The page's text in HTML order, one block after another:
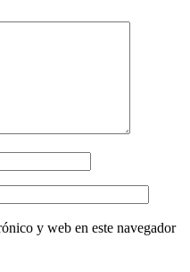
y web en este navegador